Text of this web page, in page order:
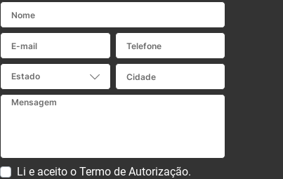
Nome
E-mail Telefone
Estado
Cidade
Mensagem
Li e aceito oTermo de Autorização.